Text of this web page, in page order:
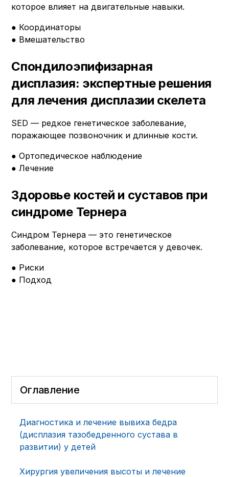
которое влияет на двигательные навыки.
● Координаторы
● Вмешательство
Спондилоэпифизарная
дисплазия: экспертные решения
для лечения дисплазии скелета
SED — редкое генетическое заболевание,
поражающее позвоночник и длинные кости.
● Ортопедическое наблюдение
● Лечение
Здоровье костей и суставов при
синдроме Тернера
Синдром Тернера — это генетическое
заболевание, которое встречается у девочек.
● Риски
● Подход
Оглавление
Диагностика и лечение вывиха бедра
(дисплазия тазобедренного сустава в
развитии) у детей
Хирургия увеличения высоты и лечение